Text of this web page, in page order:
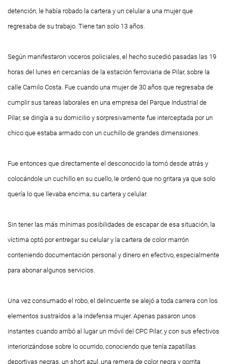
detención, le había robado la cartera y un celular a una mujer que
regresaba de su trabajo. Tiene tan solo 13 años.
Según manifestaron voceros policiales, el hecho sucedió pasadas las 19
horas del lunes en cercanías de la estación ferroviaria de Pilar, sobre la
calle Camilo Costa. Fue cuando una mujer de 30 años que regresaba de
cumplir sus tareas laborales en una empresa del Parque Industrial de
Pilar, se dirigía a su domicilio y sorpresivamente fue interceptada por un
chico que estaba armado con un cuchillo de grandes dimensiones.
Fue entonces que directamente el desconocido la tomó desde atrás y
colocándole un cuchillo en su cuello, le ordenó que no gritara ya que solo
quería lo que llevaba encima, su cartera y celular.
Sin tener las más mínimas posibilidades de escapar de esa situación, la
víctima optó por entregar su celular y la cartera de color marrón
conteniendo documentación personal y dinero en efectivo, especialmente
para abonar algunos servicios.
Una vez consumado el robo, el delincuente se alejó a toda carrera con los
elementos sustraídos a la indefensa mujer. Apenas pasaron unos
instantes cuando arribó al lugar un móvil del CPC Pilar, y con sus efectivos
interiorizándose sobre lo ocurrido, conociendo que tenía zapatillas
deportivas negras, un short azul, una remera de color negra y gorrita